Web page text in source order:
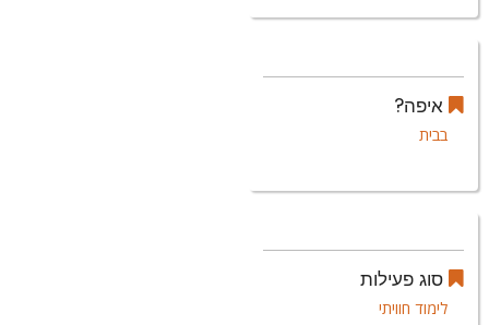
איפה?
בבית
סוג פעילות
לימוד חוויתי